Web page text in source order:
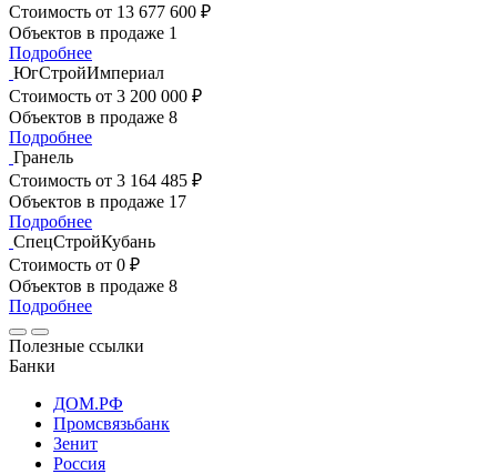
Стоимость от 13 677 600 ₽
Объектов в продаже 1
Подробнее
ЮгСтройИмпериал
Стоимость от 3 200 000 ₽
Объектов в продаже 8
Подробнее
Гранель
Стоимость от 3 164 485 ₽
Объектов в продаже 17
Подробнее
СпецСтройКубань
Стоимость от 0 ₽
Объектов в продаже 8
Подробнее
Полезные ссылки
Банки
ДОМ.РФ
Промсвязьбанк
Зенит
Россия